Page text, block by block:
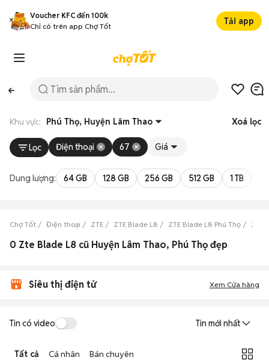
Voucher KFC đến 100k
Chỉ có trên app Chợ Tốt
Tải app
Khu vực: Phú Thọ, Huyện Lâm Thao Xoá lọc
Lọc Điện thoại 67 Giá
Dung lượng: 64 GB 128 GB 256 GB 512 GB 1 TB
Chợ Tốt Điện thoại ZTE ZTE Blade L8 ZTE Blade L8 Phú Thọ ZTE
0 Zte Blade L8 cũ Huyện Lâm Thao, Phú Thọ đẹp
Siêu thị điện tử Xem Cửa hàng
Tin có video Tin mới nhất
Tất cả Cá nhân Bán chuyên